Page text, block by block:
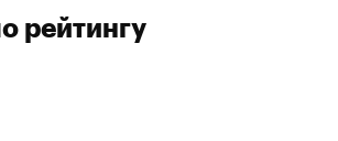
рейтингу